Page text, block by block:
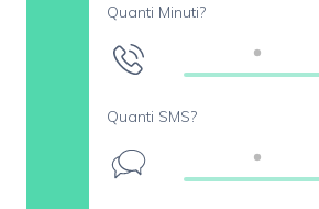
Quanti Minuti?
Quanti SMS?